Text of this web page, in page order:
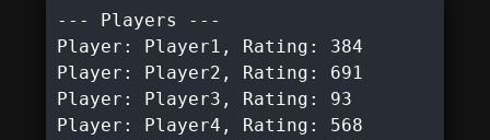
--- Players ---
Player: Player1, Rating: 384
Player: Player2, Rating: 691
Player: Player3, Rating: 93
Player: Player4, Rating: 568